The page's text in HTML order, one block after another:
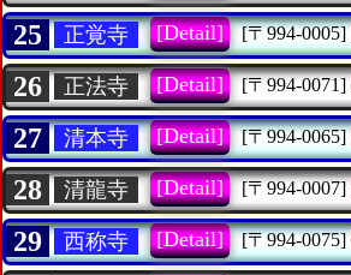
25 正覚寺 [Detail] [〒994-0005]
26 正法寺 [Detail] [〒994-0071]
27 清本寺 [Detail] [〒994-0065]
28 清龍寺 [Detail] [〒994-0007]
29 西称寺 [Detail] [〒994-0075]